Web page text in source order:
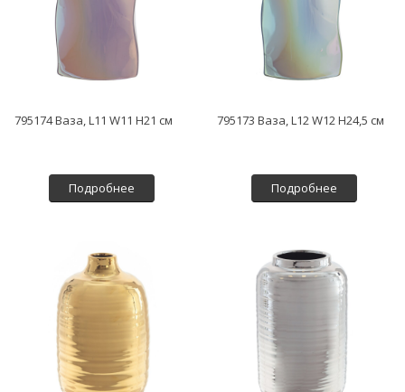
795174 Ваза, L11 W11 H21 см
Подробнее
795173 Ваза, L12 W12 H24,5 см
Подробнее